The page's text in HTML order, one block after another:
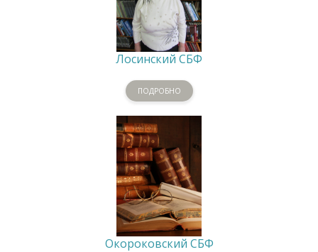
Лосинский СБФ
ПОДРОБНО
Окороковский СБФ